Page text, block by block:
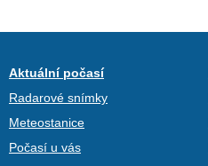
Aktuální počasí
Radarové snímky
Meteostanice
Počasí u vás